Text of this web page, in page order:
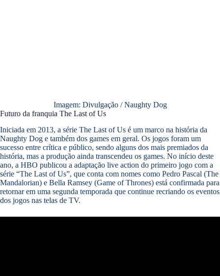
Imagem: Divulgação / Naughty Dog
Futuro da franquia The Last of Us
Iniciada em 2013, a série The Last of Us é um marco na história da
Naughty Dog e também dos games em geral. Os jogos foram um
sucesso entre crítica e público, sendo alguns dos mais premiados da
história, mas a produção ainda transcendeu os games. No início deste
ano, a HBO publicou a adaptação live action do primeiro jogo com a
série “The Last of Us”, que conta com nomes como Pedro Pascal (The
Mandalorian) e Bella Ramsey (Game of Thrones) está confirmada para
retornar em uma segunda temporada que continue recriando os eventos
dos jogos nas telas de TV.